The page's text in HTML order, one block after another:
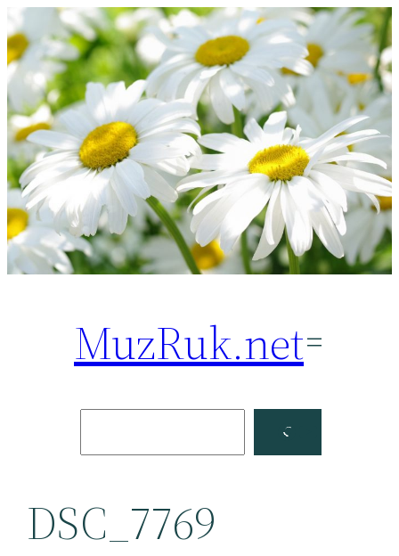
Перейти
к
содержимому
MuzRuk.net
Facebook
DSC_7769